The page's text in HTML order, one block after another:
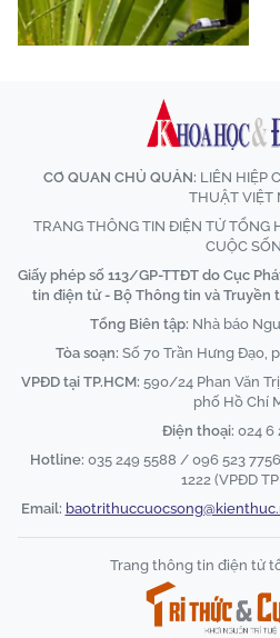
CƠ QUAN CHỦ QUẢN: LIÊN HIỆP
THUẬT VIỆT
TRANG THÔNG TIN ĐIỆN TỬ TỔNG
CUỘC
Giấy phép số 113/GP-TTĐT do Cục
tin điện tử - Bộ Thông tin và
Tổng Biên tập: Nhà báo
Tòa soạn: Số 70 Trần Hưng Đạo,
VPĐD tại TP.HCM: 590/24 Phan Văn
phố Hồ Chí
Điện thoại: 024 6
Hotline: 035 249 5588 / 096 523
1222 (VPĐD
Email:
Trang thông tin điện tử